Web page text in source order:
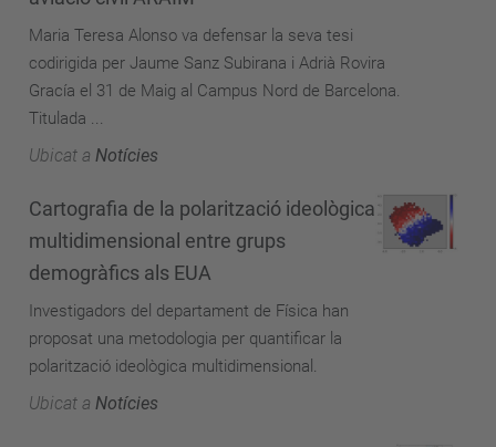
Maria Teresa Alonso va defensar la seva tesi
codirigida per Jaume Sanz Subirana i Adrià Rovira
Gracía el 31 de Maig al Campus Nord de Barcelona.
Titulada ...
Ubicat a Notícies
Cartografia de la polarització ideològica
multidimensional entre grups
demogràfics als EUA
Investigadors del departament de Física han
proposat una metodologia per quantificar la
polarització ideològica multidimensional.
Ubicat a Notícies